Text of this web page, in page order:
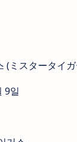
(ミスタータイ
9일